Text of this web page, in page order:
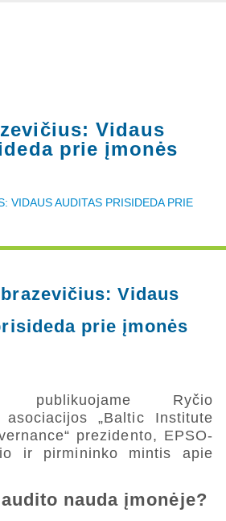
Vidaus
prie įmonės
VIDAUS AUDITAS PRISIDEDA PRIE
Vidaus
prie įmonės
Ryčio
asociacijos „Baltic Institute
prezidento, EPSO-
ir pirmininko mintis apie
nauda įmonėje?